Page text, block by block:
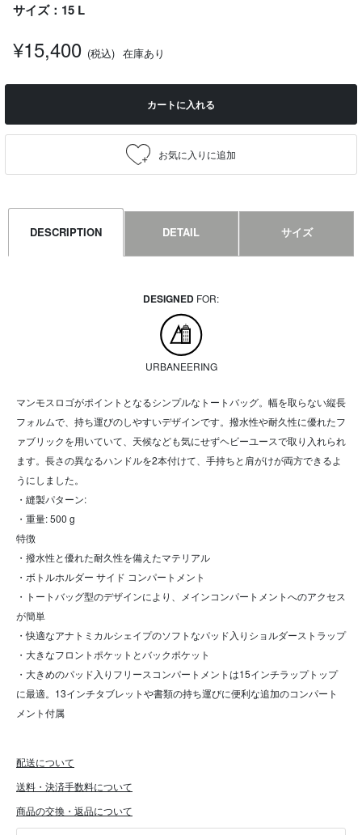
サイズ：15 L
¥15,400 (税込) 在庫あり
カートに入れる
DESCRIPTION DETAIL サイズ
DESIGNED FOR:
URBANEERING
マンモスロゴがポイントとなるシンプルなトートバッグ。幅を取らない縦長
フォルムで、持ち運びのしやすいデザインです。撥水性や耐久性に優れたフ
ァブリックを用いていて、天候なども気にせずヘビーユースで取り入れられ
ます。長さの異なるハンドルを2本付けて、手持ちと肩がけが両方できるよ
うにしました。
・縫製パターン:
・重量: 500 g
特徴
・撥水性と優れた耐久性を備えたマテリアル
・ボトルホルダー サイド コンパートメント
・トートバッグ型のデザインにより、メインコンパートメントへのアクセス
が簡単
・快適なアナトミカルシェイプのソフトなパッド入りショルダーストラップ
・大きなフロントポケットとバックポケット
・大きめのパッド入りフリースコンパートメントは15インチラップトップ
に最適。13インチタブレットや書類の持ち運びに便利な追加のコンパート
メント付属
配送について
送料・決済手数料について
商品の交換・返品について